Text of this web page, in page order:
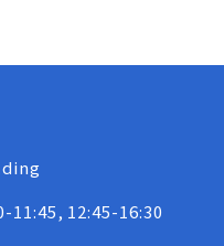
11:45, 12:45-16:30